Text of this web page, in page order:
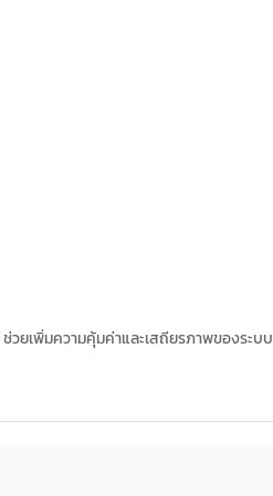
ช่วยเพิ่มความคุ้มค่าและเสถียรภาพของระบบ